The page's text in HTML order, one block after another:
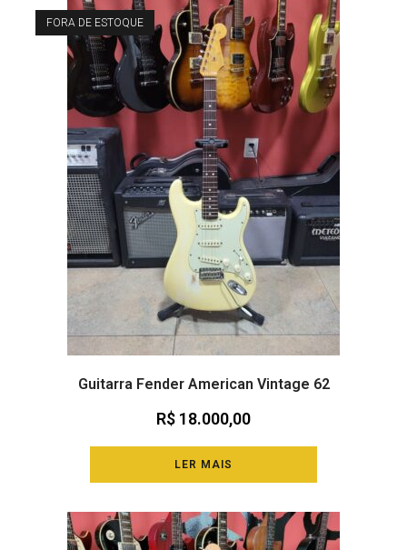
FORA DE ESTOQUE
Guitarra Fender American Vintage 62
R$ 18.000,00
LER MAIS